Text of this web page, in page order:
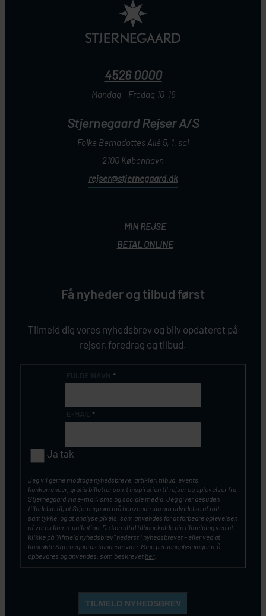
4526 0000
Mandag - Fredag 10-16
Stjernegaard Rejser A/S
Folke Bernadottes Allé 5, 1. sal
2100 København
rejser@stjernegaard.dk
MIN REJSE
BETAL ONLINE
Få nyheder og tilbud først
Tilmeld dig vores nyhedsbrev og bliv opdateret på
rejser, foredrag og tilbud.
*
*
Ja tak
Jeg vil gerne modtage nyhedsbreve, artikler, tilbud, events,
konkurrencer, gratis billetter samt inspiration til rejser og oplevelser fra
Stjernegaard via e-mail, sms og sociale media. Jeg giver desuden
tilladelse til, at Stjernegaard må henvende sig om udvidelse af mit
samtykke, og at analyse pixels, som anvendes for at forbedre oplevelsen
af vores kommunikation. Du kan altid tilbagekalde din tilmelding ved at
klikke på ”Afmeld nyhedsbrev” nederst i nyhedsbrevet – eller ved at
kontakte Stjernegaards kundeservice. Mine personoplysninger må
opbevares og anvendes, som beskrevet her